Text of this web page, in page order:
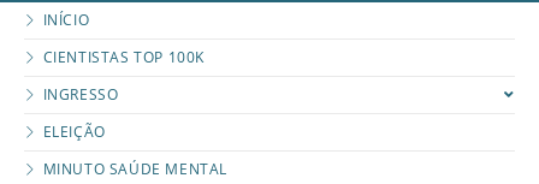
INÍCIO
CIENTISTAS TOP 100K
INGRESSO
ELEIÇÃO
MINUTO SAÚDE MENTAL